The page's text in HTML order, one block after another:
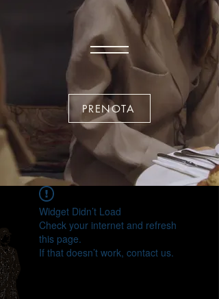
PRENOTA
Widget Didn’t Load
Check your internet and refresh
this page.
If that doesn’t work, contact us.